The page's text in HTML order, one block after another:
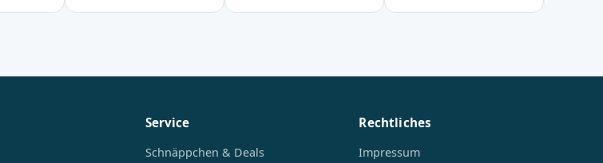
Service
Schnäppchen & Deals
Rechtliches
Impressum